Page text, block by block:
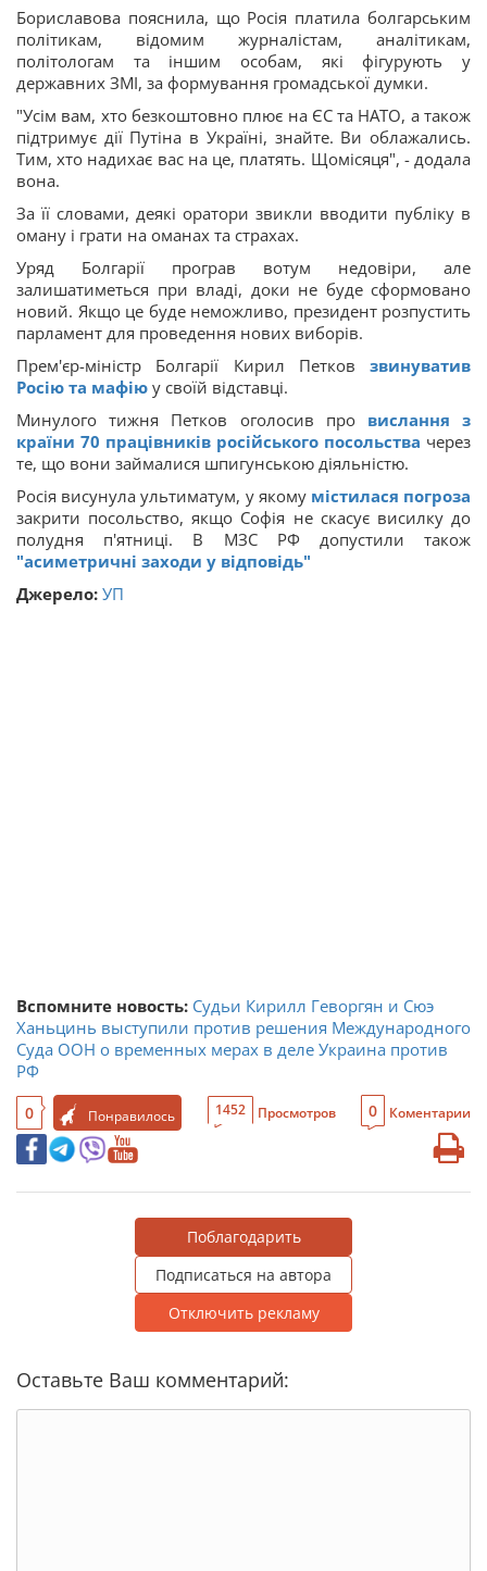
Бориславова пояснила, що Росія платила болгарським
політикам, відомим журналістам, аналітикам,
політологам та іншим особам, які фігурують у
державних ЗМІ, за формування громадської думки.
"Усім вам, хто безкоштовно плює на ЄС та НАТО, а також
підтримує дії Путіна в Україні, знайте. Ви облажались.
Тим, хто надихає вас на це, платять. Щомісяця", - додала
вона.
За її словами, деякі оратори звикли вводити публіку в
оману і грати на оманах та страхах.
Уряд Болгарії програв вотум недовіри, але
залишатиметься при владі, доки не буде сформовано
новий. Якщо це буде неможливо, президент розпустить
парламент для проведення нових виборів.
Прем'єр-міністр Болгарії Кирил Петков звинуватив
Росію та мафію у своїй відставці.
Минулого тижня Петков оголосив про вислання з
країни 70 працівників російського посольства через
те, що вони займалися шпигунською діяльністю.
Росія висунула ультиматум, у якому містилася погроза
закрити посольство, якщо Софія не скасує висилку до
полудня п'ятниці. В МЗС РФ допустили також
"асиметричні заходи у відповідь"
Джерело: УП
Вспомните новость: Судьи Кирилл Геворгян и Сюэ
Ханьцинь выступили против решения Международного
Суда ООН о временных мерах в деле Украина против
РФ
0 Понравилось 1452 Просмотров 0 Коментарии
Поблагодарить
Подписаться на автора
Отключить рекламу
Оставьте Ваш комментарий: